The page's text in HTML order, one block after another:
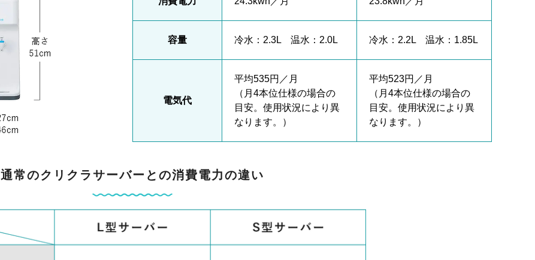
容量 冷水：2.3L 温水：2.0L 冷水：2.2L 温水：1.85L
電気代
平均535円／月
（月4本位仕様の場合の
目安。使用状況により異
なります。）
平均523円／月
（月4本位仕様の場合の
目安。使用状況により異
なります。）
通常のクリクラサーバーとの消費電力の違い